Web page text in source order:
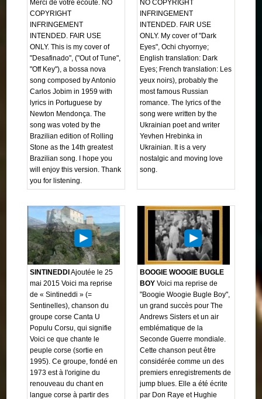
Merci de votre écoute. NO
COPYRIGHT
INFRINGEMENT
INTENDED. FAIR USE
ONLY. This is my cover of
"Desafinado", ("Out of Tune",
"Off Key"), a bossa nova
song composed by Antonio
Carlos Jobim in 1959 with
lyrics in Portuguese by
Newton Mendonça. The
song was voted by the
Brazilian edition of Rolling
Stone as the 14th greatest
Brazilian song. I hope you
will enjoy this version. Thank
you for listening.
NO COPYRIGHT
INFRINGEMENT
INTENDED. FAIR USE
ONLY. My cover of "Dark
Eyes", Ochi chyornye;
English translation: Dark
Eyes; French translation: Les
yeux noirs), probably the
most famous Russian
romance. The lyrics of the
song were written by the
Ukrainian poet and writer
Yevhen Hrebinka in
Ukrainian. It is a very
nostalgic and moving love
song.
SINTINEDDIAjoutée le 25
mai 2015 Voici ma reprise
de « Sintineddi » (=
Sentinelles), chanson du
groupe corse Canta U
Populu Corsu, qui signifie
Voici ce que chante le
peuple corse (sortie en
1995). Ce groupe, fondé en
1973 est à l'origine du
renouveau du chant en
langue corse à partir des
BOOGIE WOOGIE BUGLE
BOY Voici ma reprise de
"Boogie Woogie Bugle Boy",
un grand succès pour The
Andrews Sisters et un air
emblématique de la
Seconde Guerre mondiale.
Cette chanson peut être
considérée comme un des
premiers enregistrements de
jump blues. Elle a été écrite
par Don Raye et Hughie